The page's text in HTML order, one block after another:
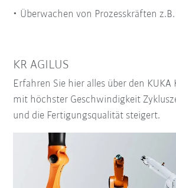
Überwachen von Prozesskräften
KR AGILUS
Erfahren Sie hier alles über den KUKA
mit höchster Geschwindigkeit
und die Fertigungsqualität steigert.